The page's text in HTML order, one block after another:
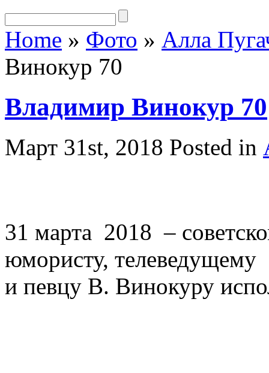
Home » Фото » Алла
Винокур 70
Владимир Винокур 70
Март 31st, 2018 Posted in
31 марта 2018 –
юмористу, телеведущему
и певцу В. Винокуру